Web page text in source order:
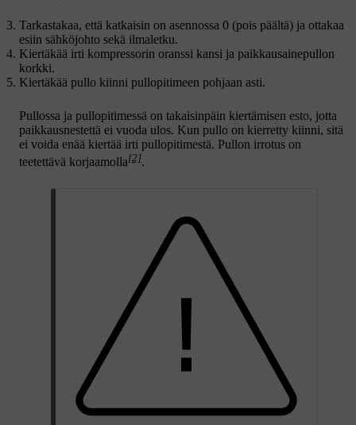
Tarkastakaa, että katkaisin on asennossa 0 (pois päältä) ja ottakaa
esiin sähköjohto sekä ilmaletku.
Kiertäkää irti kompressorin oranssi kansi ja paikkausainepullon
korkki.
Kiertäkää pullo kiinni pullopitimeen pohjaan asti.
Pullossa ja pullopitimessä on takaisinpäin kiertämisen esto, jotta
paikkausnestettä ei vuoda ulos. Kun pullo on kierretty kiinni, sitä
ei voida enää kiertää irti pullopitimestä. Pullon irrotus on
teetettävä korjaamolla[2].